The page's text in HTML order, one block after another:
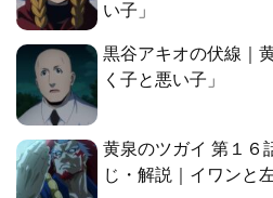
い子」
黒谷アキオの伏線｜
く子と悪い子」
黄泉のツガイ 第１６
じ・解説｜イワンと